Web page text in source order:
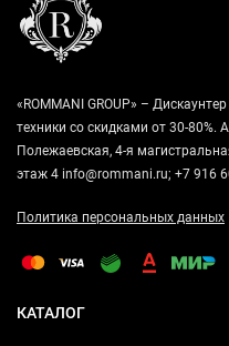
«ROMMANI GROUP» –
техники со скидками от 30-80%.
Полежаевская, 4-я
этаж 4 info@rommani.ru; +7 916
Политика персональных данных
КАТАЛОГ